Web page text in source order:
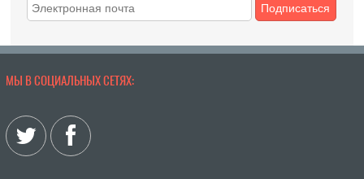
Подписаться
МЫ В СОЦИАЛЬНЫХ СЕТЯХ: